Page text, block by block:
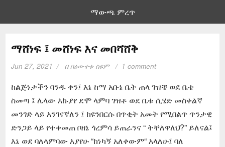
ማውጫ ምረጥ
ማሸነፍ ፤ መሸነፍ እና መበሻሸቅ
Jun 27, 2021 በበዕውቀቱ ስዩም 1 comment
ከልጅነታችን ባንዱ ቀን፤ እኔ ከማ አቡኔ ቤት ጠላ ገዝቼ ወደ ቤቴ
ስመጣ ፤ ሌላው እኩያየ ደሞ ላምባ ገዝቶ ወደ ቤቱ ሲሄድ መስቀልኛ
መንገድ ላይ እንገናኛለን ፤ ከዩንበርሱ በጥቂት አመት የሚበልጥ ጥንታዊ
ድንጋይ ላይ የተቀመጠ ቦዘኔ ጎረምሳ ይጠራንና “ ትቸለዋለህ?” ይለናል፤
እኔ ወደ ባለላምባው እያየሁ “ከነካኝ አለቀውም“ እላለሁ፤ ባለ